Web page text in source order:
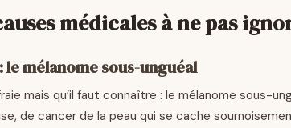
médicales à ne pas
lemélanome sous-unguéal
mais qu’il faut connaître : le mélanome sous-
de cancer de la peau qui se cache